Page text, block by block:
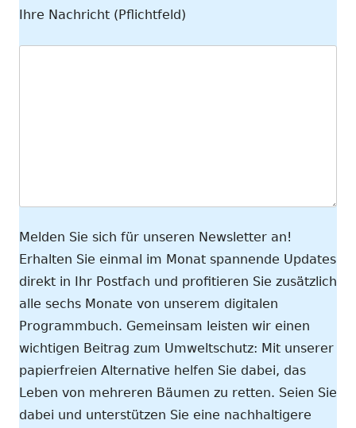
Ihre Nachricht (Pflichtfeld)
Melden Sie sich für unseren Newsletter an!
Erhalten Sie einmal im Monat spannende Updates
direkt in Ihr Postfach und profitieren Sie zusätzlich
alle sechs Monate von unserem digitalen
Programmbuch. Gemeinsam leisten wir einen
wichtigen Beitrag zum Umweltschutz: Mit unserer
papierfreien Alternative helfen Sie dabei, das
Leben von mehreren Bäumen zu retten. Seien Sie
dabei und unterstützen Sie eine nachhaltigere